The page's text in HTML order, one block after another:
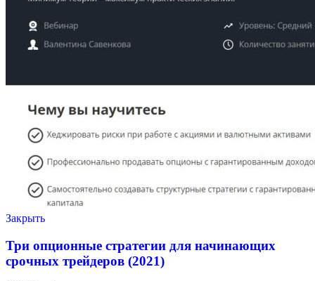
Закрыть
Три опционные стратегии для начинающих
срочных трейдеров (2021)